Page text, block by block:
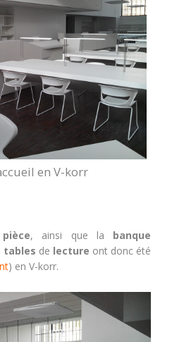
en V-korr
, ainsi que la banque
tables de lecture ont donc été
) en V-korr.